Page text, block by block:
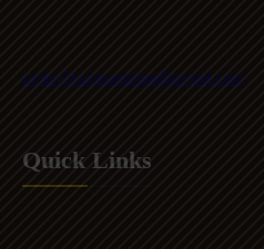
smkn1kutaselatan@gmail.com
Quick Links